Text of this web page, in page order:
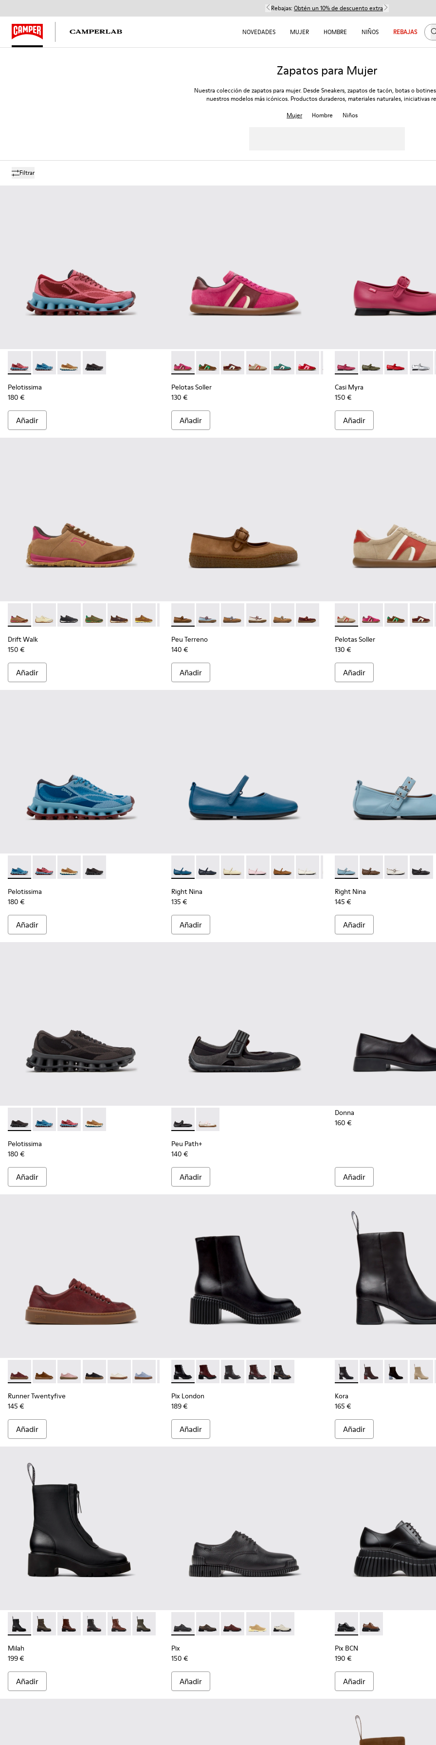
Rebajas: Obtén un 10% de descuento extra
NOVEDADES MUJER HOMBRE NIÑOS REBAJAS
Zapatos para Mujer
Nuestra colección de zapatos para mujer. Desde Sneakers, zapatos de tacón, botas o
nuestros modelos más icónicos. Productos duraderos, materiales naturales, iniciativas
Mujer
Hombre Niños
Filtrar
Pelotissima - K201922-010 - Zapatillas burdeos de PET reciclado para mujer.
Pelotissima - K201922-011 - Zapatillas azules de PET reciclado y materiales técnicos para mujer.
Pelotissima - K201922-007 - Zapatillas marrones de materiales técnicos de PET reciclado para mujer.
Pelotissima - K201922-006 - Zapatillas negras y grises de PET reciclado y materiales técnicos para
Pelotissima
180 €
Añadir
Pelotas Soller - K201608-041 - Zapatillas multicolor de nobuk y piel para
Pelotas Soller - K201608-038
Pelotas Soller - K201608-037
Pelotas Soller - K201608-036 - Zapatillas multicolor
Pelotas Soller - K201608-031
Pelotas Soller - K201608-029
Pelotas Soller - K201608-027
Pelotas Soller - K201608-
Pelotas Soller -
Pelotas
Pelotas Soller
130 €
Añadir
Casi Myra - K201629-016 -
Casi Myra - K201629-
Casi Myra -
Casi
Casi Myra
150 €
Añadir
Drift Walk - K201885-008 - Zapatillas marrones de ante y piel para mujer.
Drift Walk - K201885-010
Drift Walk - K201885-009 - Zapatillas negras de piel y nobuk para mujer.
Drift Walk - K201885-007
Drift Walk - K201885-006
Drift Walk - K201885-003
Drift Walk - K201885-002
Drift Walk - K201885-001
Drift Walk
150 €
Añadir
Peu Terreno - K201825-010 - Bailarinas de ante y piel marrones para mujer.
Peu Terreno - K201825-008 - Bailarinas azules de ante y piel para
Peu Terreno - K201825-007
Peu Terreno - K201825-006
Peu Terreno - K201825-003
Peu Terreno - K201825-001
Peu Terreno
140 €
Añadir
Pelotas Soller - K201608-
Pelotas Soller -
Pelotas
Pelotas Soller
130 €
Añadir
Pelotissima - K201922-011 - Zapatillas azules de PET reciclado y materiales técnicos para mujer.
Pelotissima - K201922-010 - Zapatillas burdeos de PET reciclado para mujer.
Pelotissima - K201922-007 - Zapatillas marrones de materiales técnicos de PET reciclado para mujer.
Pelotissima - K201922-006 - Zapatillas negras y grises de PET reciclado y materiales técnicos para
Pelotissima
180 €
Añadir
Right Nina - K201365-035 - Zapatos de piel azules para mujer.
Right Nina - K201365-039 - Zapatos azules de piel para mujer.
Right Nina - K201365-036
Right Nina - K201365-034
Right Nina - K201365-030
Right Nina - K201365-024
Right Nina - K201365-022
Right Nina - K201365-021
Right Nina
135 €
Añadir
Right Nina - K201962-003 -
Right Nina - K201962-
Right Nina -
Right
Right Nina
145 €
Añadir
Pelotissima - K201922-006 - Zapatillas negras y grises de PET reciclado y materiales técnicos para mujer.
Pelotissima - K201922-011 - Zapatillas azules de PET reciclado y materiales técnicos para mujer.
Pelotissima - K201922-010 - Zapatillas burdeos de PET reciclado para mujer.
Pelotissima - K201922-007 - Zapatillas marrones de materiales técnicos de PET reciclado para mujer.
Pelotissima
180 €
Añadir
Peu Path+ - K201987-001 - Bailarinas de ante y textil negras para mujer.
Peu Path+ - K201987-002
Peu Path+
140 €
Añadir
Donna
160 €
Añadir
Runner Twentyfive - K201907-011 - Zapatillas de piel burdeos para mujer.
Runner Twentyfive - K201907-013
Runner Twentyfive - K201907-012
Runner Twentyfive - K201907-010
Runner Twentyfive - K201907-008
Runner Twentyfive - K201907-007
Runner Twentyfive - K201907-005
Runner Twentyfive - K201907-003
Runner Twentyfive - K201907-002
Runner Twentyfive
145 €
Añadir
Pix London - K400804-001 - Botines de piel negros para mujer.
Pix London - K400804-006
Pix London - K400804-005
Pix London - K400804-004
Pix London - K400804-002
Pix London
189 €
Añadir
Kora - K400798-001 -
Kora - K400798-011
Kora - Kora -
Kora
165 €
Añadir
Milah - K400776-001 - Botines negros de piel para mujer.
Milah - K400776-011
Milah - K400776-010
Milah - K400776-008
Milah - K400776-007
Milah - K400776-002
Milah
199 €
Añadir
Pix - K201851-001 - Zapatos de piel negros para mujer.
Pix - K201851-011
Pix - K201851-010
Pix - K201851-007
Pix - K201851-003
Pix
150 €
Añadir
Pix BCN - K201949-001 -
Pix BCN - K201949-002
Pix BCN
190 €
Añadir